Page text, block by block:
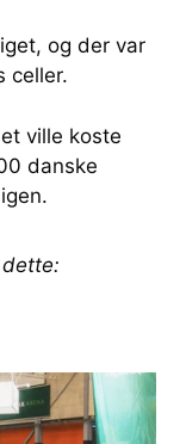
og der var
celler.
ville koste
danske